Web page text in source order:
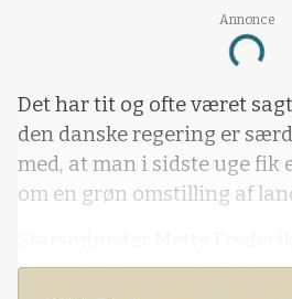
Annonce
Loading...
Det har tit og ofte været
den danske regering er
med, at man i sidste uge fik
om en grøn omstilling af
gange kaldt samarbejdet